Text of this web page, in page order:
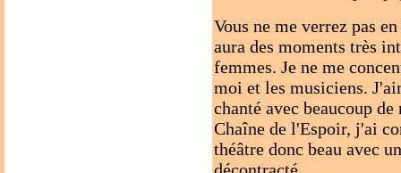
Vous ne me verrez pas
aura des moments très
femmes. Je ne me
moi et les musiciens.
chanté avec beaucoup
Chaîne de l'Espoir, j'ai
théâtre donc beau avec